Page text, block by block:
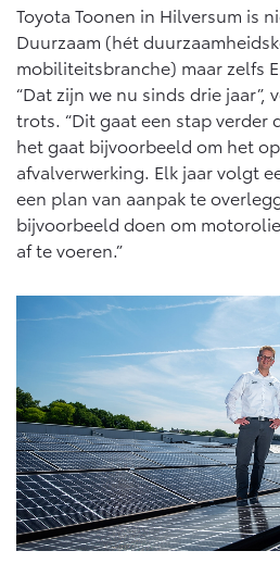
Vanaf € 76.695,-
Proace (excl. BTW)
OOK ALS BATTERIJ-
ELEKTRISCH
Proace Max (excl. BTW)
OOK ALS BATTERIJ-
ELEKTRISCH
Toyota Toonen in Hilversum is
Duurzaam (hét
mobiliteitsbranche) maar zelfs
“Dat zijn we nu sinds drie jaar”,
trots. “Dit gaat een stap verder
het gaat bijvoorbeeld om het
afvalverwerking. Elk jaar volgt
een plan van aanpak te
bijvoorbeeld doen om
af te voeren.”